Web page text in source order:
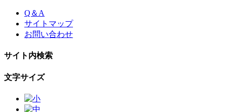
Skip
content
Q＆A
サイトマップ
お問い合わせ
サイト内検索
文字サイズ